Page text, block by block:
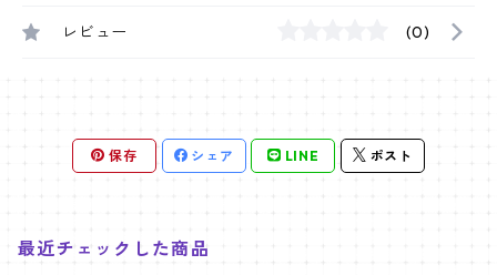
レビュー (0)
保存 シェア LINE ポスト
最近チェックした商品